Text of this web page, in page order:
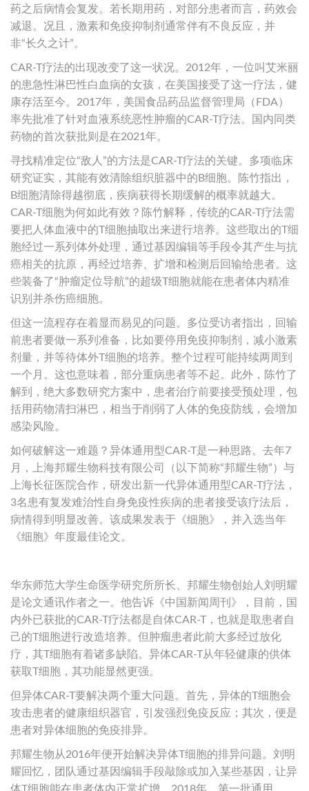
药之后病情会复发。若长期用药，对部分患者而言，药效会
减退。况且，激素和免疫抑制剂通常伴有不良反应，并
非“长久之计”。
CAR-T疗法的出现改变了这一状况。2012年，一位叫艾米丽
的患急性淋巴性白血病的女孩，在美国接受了这一疗法，健
康存活至今。2017年，美国食品药品监督管理局（FDA）
率先批准了针对血液系统恶性肿瘤的CAR-T疗法。国内同类
药物的首次获批则是在2021年。
寻找精准定位“敌人”的方法是CAR-T疗法的关键。多项临床
研究证实，其能有效清除组织脏器中的B细胞。陈竹指出，
B细胞清除得越彻底，疾病获得长期缓解的概率就越大。
CAR-T细胞为何如此有效？陈竹解释，传统的CAR-T疗法需
要把人体血液中的T细胞抽取出来进行培养。这些取出的T细
胞经过一系列体外处理，通过基因编辑等手段令其产生与抗
癌相关的抗原，再经过培养、扩增和检测后回输给患者。这
些装备了“肿瘤定位导航”的超级T细胞就能在患者体内精准
识别并杀伤癌细胞。
但这一流程存在着显而易见的问题。多位受访者指出，回输
前患者要做一系列准备，比如要停用免疫抑制剂，减小激素
剂量，并等待体外T细胞的培养。整个过程可能持续两周到
一个月。这也意味着，部分重病患者等不起。此外，陈竹了
解到，绝大多数研究方案中，患者治疗前要接受预处理，包
括用药物清扫淋巴，相当于削弱了人体的免疫防线，会增加
感染风险。
如何破解这一难题？异体通用型CAR-T是一种思路。去年7
月，上海邦耀生物科技有限公司（以下简称“邦耀生物”）与
上海长征医院合作，研发出新一代异体通用型CAR-T疗法，
3名患有复发难治性自身免疫性疾病的患者接受该疗法后，
病情得到明显改善。该成果发表于《细胞》，并入选当年
《细胞》年度最佳论文。
华东师范大学生命医学研究所所长、邦耀生物创始人刘明耀
是论文通讯作者之一。他告诉《中国新闻周刊》，目前，国
内外已获批的CAR-T疗法都是自体CAR-T，也就是取患者自
己的T细胞进行改造培养。但肿瘤患者此前大多经过放化
疗，其T细胞有着诸多缺陷。异体CAR-T从年轻健康的供体
获取T细胞，其功能显然更强。
但异体CAR-T要解决两个重大问题。首先，异体的T细胞会
攻击患者的健康组织器官，引发强烈免疫反应；其次，便是
患者对异体细胞的免疫排异。
邦耀生物从2016年便开始解决异体T细胞的排异问题。刘明
耀回忆，团队通过基因编辑手段敲除或加入某些基因，让异
体T细胞能在患者体内正常扩增。2018年，第一批通用